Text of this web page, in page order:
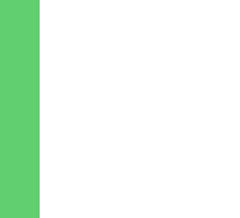
חמצן מועילה
שלכם יכולה להיות
ביותר. אבל עם הקומפוסטר
יכול להפוך את החצר
לחצר האחורית שלכם.